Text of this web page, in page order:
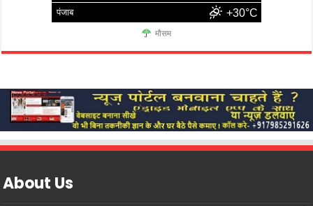
पंजाब +30°C
मौसम
About Us